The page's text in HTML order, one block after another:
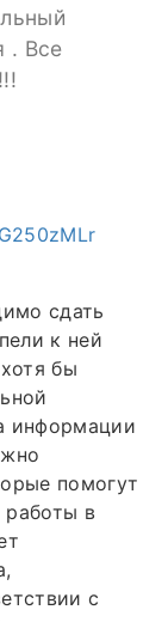
. Все
сдать
к ней
бы
информации
помогут
работы в
с